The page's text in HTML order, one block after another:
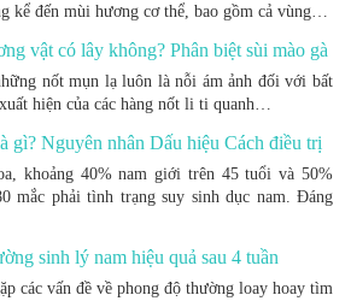
kể đến mùi hương cơ thể, bao gồm cả vùng…
vật có lây không? Phân biệt sùi mào gà
nốt mụn lạ luôn là nỗi ám ảnh đối với bất
hiện của các hàng nốt li ti quanh…
gì? Nguyên nhân Dấu hiệu Cách điều trị
khoảng 40% nam giới trên 45 tuổi và 50%
mắc phải tình trạng suy sinh dục nam. Đáng
sinh lý nam hiệu quả sau 4 tuần
các vấn đề về phong độ thường loay hoay tìm